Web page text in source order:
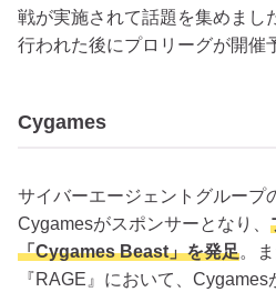
戦が実施されて話題を集めまし
行われた後にプロリーグが開催
Cygames
サイバーエージェントグループ
Cygamesがスポンサーとなり、
「Cygames Beast」を発足。
『RAGE』において、